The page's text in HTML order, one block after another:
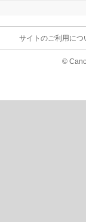
サイトのご利用につ
©